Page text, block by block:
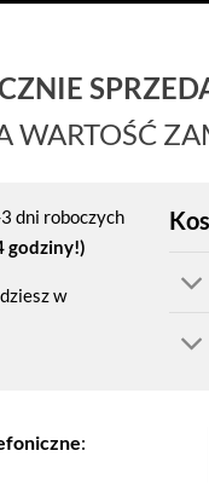
WARTOŚĆ
dni roboczych
godziny!)
w
: